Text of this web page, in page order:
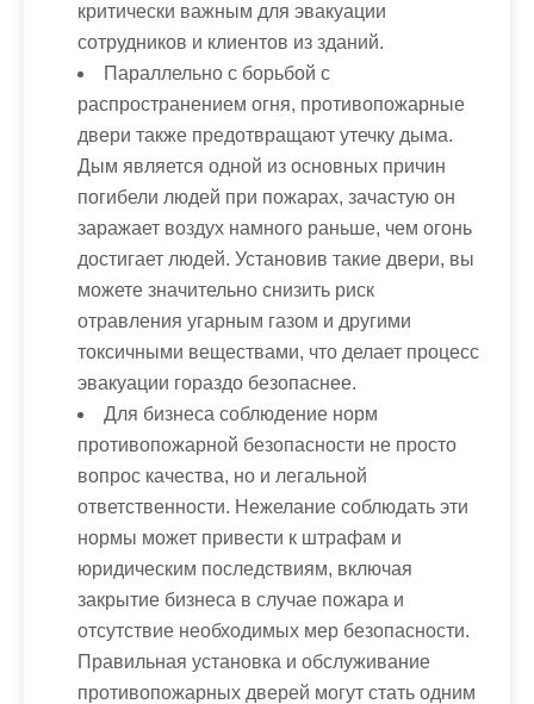
критически важным для эвакуации
сотрудников и клиентов из зданий.
Параллельно с борьбой с
распространением огня, противопожарные
двери также предотвращают утечку дыма.
Дым является одной из основных причин
погибели людей при пожарах, зачастую он
заражает воздух намного раньше, чем огонь
достигает людей. Установив такие двери, вы
можете значительно снизить риск
отравления угарным газом и другими
токсичными веществами, что делает процесс
эвакуации гораздо безопаснее.
Для бизнеса соблюдение норм
противопожарной безопасности не просто
вопрос качества, но и легальной
ответственности. Нежелание соблюдать эти
нормы может привести к штрафам и
юридическим последствиям, включая
закрытие бизнеса в случае пожара и
отсутствие необходимых мер безопасности.
Правильная установка и обслуживание
противопожарных дверей могут стать одним